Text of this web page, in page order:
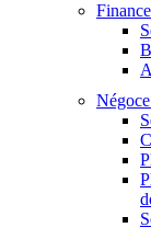
Finance